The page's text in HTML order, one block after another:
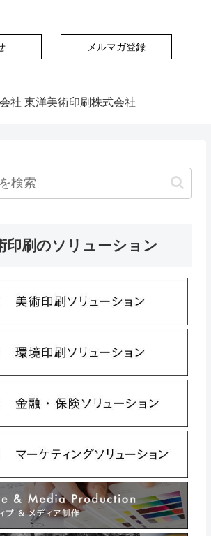
メルマガ登録
社 東洋美術印刷株式会社
印刷のソリューション